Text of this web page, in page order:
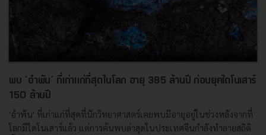
พบ ‘อำพัน’ ที่เก่าแก่ที่สุดในโลก อายุ 385 ล้านปี ก่อนยุคไดโนเสาร์
150 ล้านปี
'อำพัน' ที่เก่าแก่ที่สุดที่นักวิทยาศาสตร์เคยพบมีอายุอยู่ในช่วงหลังจากที่
โลกมีไดโนเสาร์แล้ว แต่การค้นพบล่าสุดในประเทศจีนกำลังทำลายสถิติ